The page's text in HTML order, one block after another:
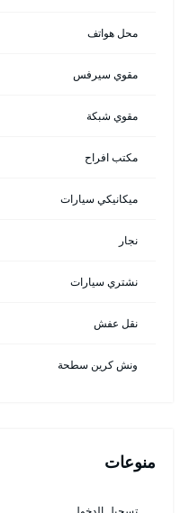
محل هواتف
مقوي سيرفس
مقوي شبكة
مكتب افراح
ميكانيكي سيارات
نجار
نشتري سيارات
نقل عفش
ونش كرين سطحة
منوعات